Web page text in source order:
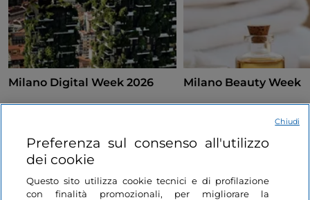
Milano Digital Week 2026
Lombardia, Milano
Milano Beauty Week
Lombardia, Milano
Preferenza sul consenso all'utilizzo
dei cookie
Questo sito utilizza cookie tecnici e di profilazione
con finalità promozionali, per migliorare la
Chiudi